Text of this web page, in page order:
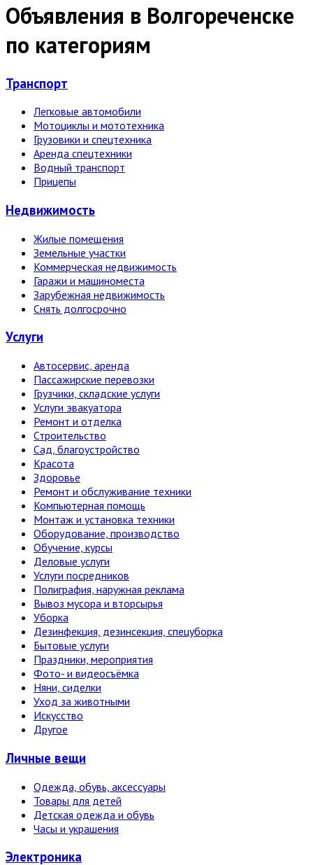
Объявления в Волгореченске
по категориям
Транспорт
Легковые автомобили
Мотоциклы и мототехника
Грузовики и спецтехника
Аренда спецтехники
Водный транспорт
Прицепы
Недвижи­мость
Жилые помещения
Земельные участки
Коммерческая недвижимость
Гаражи и машиноместа
Зарубежная недвижимость
Снять долгосрочно
Услуги
Автосервис, аренда
Пассажирские перевозки
Грузчики, складские услуги
Услуги эвакуатора
Ремонт и отделка
Строительство
Сад, благоустройство
Красота
Здоровье
Ремонт и обслуживание техники
Компьютерная помощь
Монтаж и установка техники
Оборудование, производство
Обучение, курсы
Деловые услуги
Услуги посредников
Полиграфия, наружная реклама
Вывоз мусора и вторсырья
Уборка
Дезинфекция, дезинсекция, спецуборка
Бытовые услуги
Праздники, мероприятия
Фото- и видеосъёмка
Няни, сиделки
Уход за животными
Искусство
Другое
Личные вещи
Одежда, обувь, аксессуары
Товары для детей
Детская одежда и обувь
Часы и украшения
Электро­ника